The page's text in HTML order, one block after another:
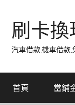
content刷卡
汽車借款,機車借款
首頁 當鋪